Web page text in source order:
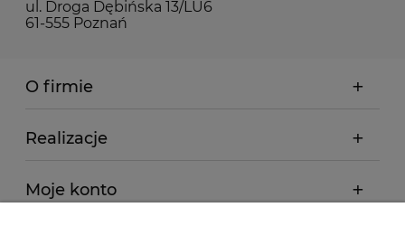
ul. Droga Dębińska 13/LU6
61-555 Poznań
O firmie
Realizacje
Moje konto